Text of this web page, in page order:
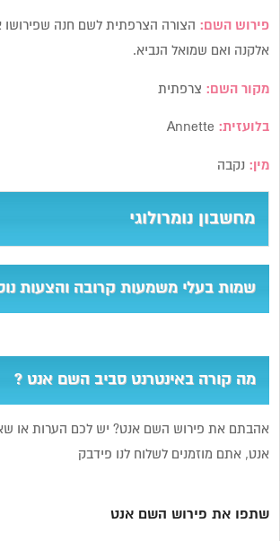
פירוש השם: הצורה הצרפתית לשם חנה שפירושו
אלקנה ואם שמואל הנביא.
מקור השם: צרפתית
בלועזית:
מין: נקבה
מחשבון נומרולוגי
שמות בעלי משמעות קרובה והצעות
מה קורה באינטרנט סביב השם אנט ?
אהבתם את פירוש השם אנט? יש לכם הערות או
אנט, אתם מוזמנים לשלוח לנו פידבק
שתפו את פירוש השם אנט